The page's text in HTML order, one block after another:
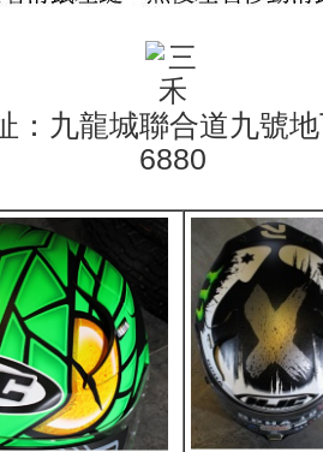
：九龍城聯合道九號
6880